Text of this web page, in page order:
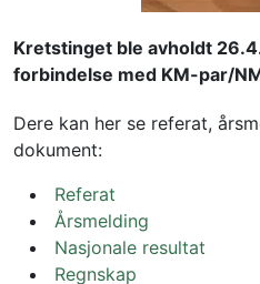
Kretstinget ble avholdt
forbindelse med KM-par/
Dere kan her se referat,
dokument:
Referat
Årsmelding
Nasjonale resultat
Regnskap